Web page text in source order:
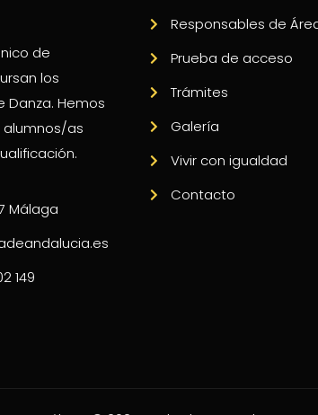
de
los
Danza. Hemos
as
Málaga
149
Responsables de
Prueba de acceso
Trámites
Galería
Vivir con igualdad
Contacto